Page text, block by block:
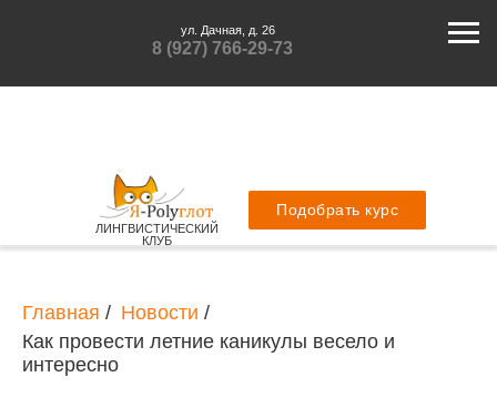
8 (927) 766-29-73
ул. Дачная, д. 26
Подобрать курс
ЛИНГВИСТИЧЕСКИЙ
КЛУБ
Главная / Новости /
Как провести летние каникулы весело и
интересно